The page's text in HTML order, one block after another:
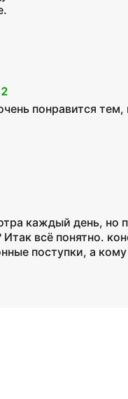
понравится
каждый день, но
всё понятно.
поступки, а